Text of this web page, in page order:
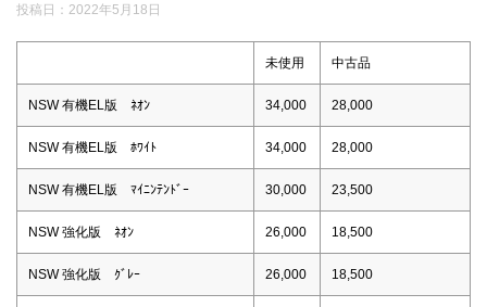
投稿日： 2022年5月18日
未使用 中古品
NSW 有機EL版 ﾈｵﾝ 34,000 28,000
NSW 有機EL版 ﾎﾜｲﾄ 34,000 28,000
NSW 有機EL版 ﾏｲﾆﾝﾃﾝﾄﾞｰ 30,000 23,500
NSW 強化版 ﾈｵﾝ 26,000 18,500
NSW 強化版 ｸﾞﾚｰ 26,000 18,500